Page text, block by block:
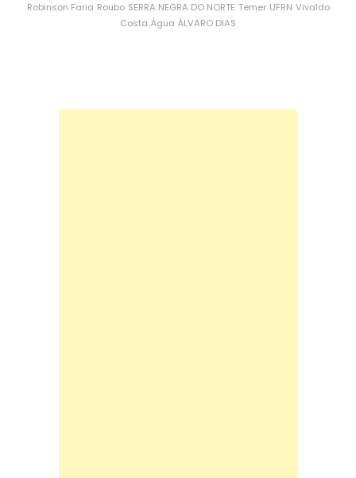
Robinson Faria Roubo SERRA NEGRA DO NORTE Temer UFRN Vivaldo
Costa Água ÁLVARO DIAS